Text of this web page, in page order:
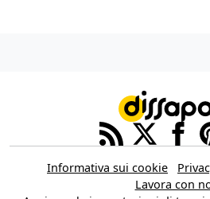
Informativa sui cookie
Lavora con